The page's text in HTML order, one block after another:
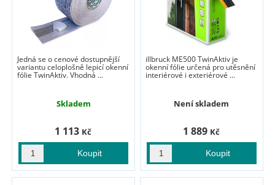
Jedná se o cenové dostupnější
variantu celoplošně lepicí okenní
fólie TwinAktiv. Vhodná ...
Skladem
1 113 Kč
illbruck ME500 TwinAktiv je
okenní fólie určená pro utěsnění
interiérové i exteriérové ...
Není skladem
1 889 Kč